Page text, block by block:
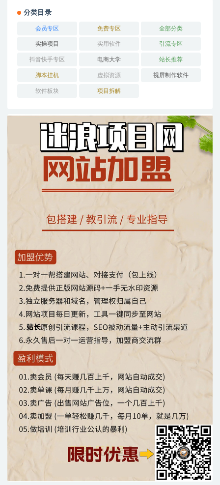
分类目录
会员专区 免费专区 全部分类
实操项目 实用软件 引流专区
抖音快手专区 电商大学 站长推荐
脚本挂机 虚拟资源 视屏制作软件
软件板块 项目拆解